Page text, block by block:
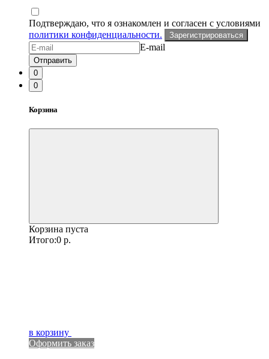
Подтверждаю, что я ознакомлен и согласен с условиями
политики конфиденциальности.
Зарегистрироваться
E-mail
Отправить
0
0
Корзина
Корзина пуста
Итого:0 р.
в корзину
Оформить заказ